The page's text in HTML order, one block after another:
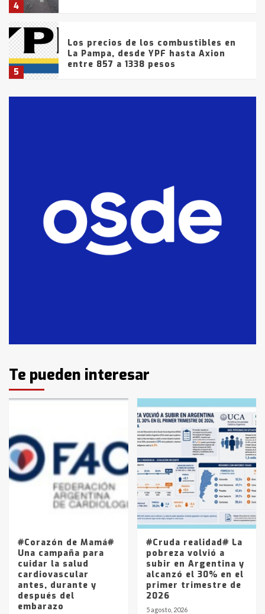
4
5
Los precios de los combustibles en
La Pampa, desde YPF hasta Axion
entre 857 a 1338 pesos
fueron detenidos por
comercialización de drogas en la
tarde del sábado
T.Lauquen: se vendió el edificio de
lo que fue la planta Industrial del
3
Identidad de los adolescentes
pampeanos que fueron
en la mañana del lunes
4
Accidente en Ruta 5: falleció un
joven de Trenque Lauquen
Los precios de los combustibles en
La Pampa, desde YPF hasta Axion
entre 857 a 1338 pesos
Te pueden interesar
#Corazón de Mamá#
Una campaña para
cuidar la salud
cardiovascular
antes, durante y
después del
embarazo
#Cruda realidad# La
pobreza volvió a
subir en Argentina y
alcanzó el 30% en el
primer trimestre de
2026
5 agosto, 2026